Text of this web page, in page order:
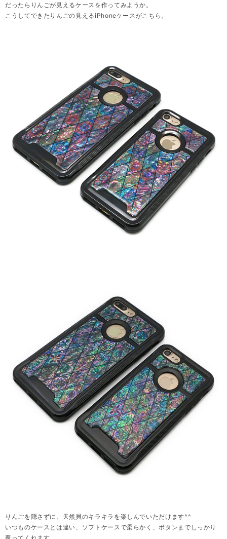
だったらりんごが見えるケースを作ってみようか。
こうしてできたりんごの見えるiPhoneケースがこちら。
りんごを隠さずに、天然貝のキラキラを楽しんでいただけます^^
いつものケースとは違い、ソフトケースで柔らかく、ボタンまでしっかり